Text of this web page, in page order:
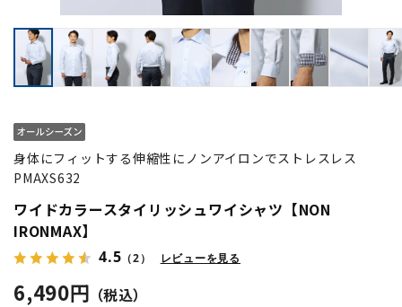
身体にフィットする伸縮性にノンアイロンでストレスレス
PMAXS632
ワイドカラースタイリッシュワイシャツ【NON
IRONMAX】
4.5 （2） レビューを見る
6,490円